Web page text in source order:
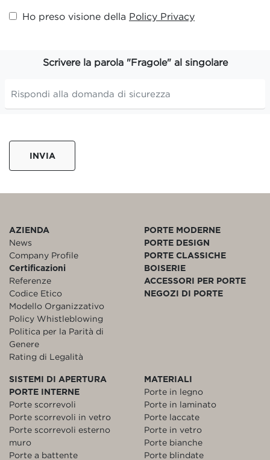
Ho preso visione della Policy Privacy
Scrivere la parola "Fragole" al singolare
INVIA
AZIENDA
News
Company Profile
Certificazioni
Referenze
Codice Etico
Modello Organizzativo
Policy Whistleblowing
Politica per la Parità di
Genere
Rating di Legalità
PORTE MODERNE
PORTE DESIGN
PORTE CLASSICHE
BOISERIE
ACCESSORI PER PORTE
NEGOZI DI PORTE
SISTEMI DI APERTURA
PORTE INTERNE
Porte scorrevoli
Porte scorrevoli in vetro
Porte scorrevoli esterno
muro
Porte a battente
MATERIALI
Porte in legno
Porte in laminato
Porte laccate
Porte in vetro
Porte bianche
Porte blindate